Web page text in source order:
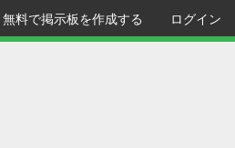
無料で掲示板を作成する ログイン